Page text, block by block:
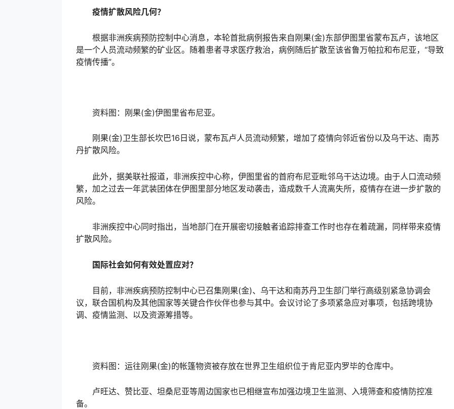
疫情扩散风险几何？
根据非洲疾病预防控制中心消息，本轮首批病例报告来自刚果(金)东部伊图里省蒙布瓦卢，该地区
是一个人员流动频繁的矿业区。随着患者寻求医疗救治，病例随后扩散至该省鲁万帕拉和布尼亚，“导致
疫情传播”。
资料图：刚果(金)伊图里省布尼亚。
刚果(金)卫生部长坎巴16日说，蒙布瓦卢人员流动频繁，增加了疫情向邻近省份以及乌干达、南苏
丹扩散风险。
此外，据美联社报道，非洲疾控中心称，伊图里省的首府布尼亚毗邻乌干达边境。由于人口流动频
繁，加之过去一年武装团体在伊图里部分地区发动袭击，造成数千人流离失所，疫情存在进一步扩散的
风险。
非洲疾控中心同时指出，当地部门在开展密切接触者追踪排查工作时也存在着疏漏，同样带来疫情
扩散风险。
国际社会如何有效处置应对？
目前，非洲疾病预防控制中心已召集刚果(金)、乌干达和南苏丹卫生部门举行高级别紧急协调会
议，联合国机构及其他国家等关键合作伙伴也参与其中。会议讨论了多项紧急应对事项，包括跨境协
调、疫情监测、以及资源筹措等。
资料图：运往刚果(金)的帐篷物资被存放在世界卫生组织位于肯尼亚内罗毕的仓库中。
卢旺达、赞比亚、坦桑尼亚等周边国家也已相继宣布加强边境卫生监测、入境筛查和疫情防控准
备。